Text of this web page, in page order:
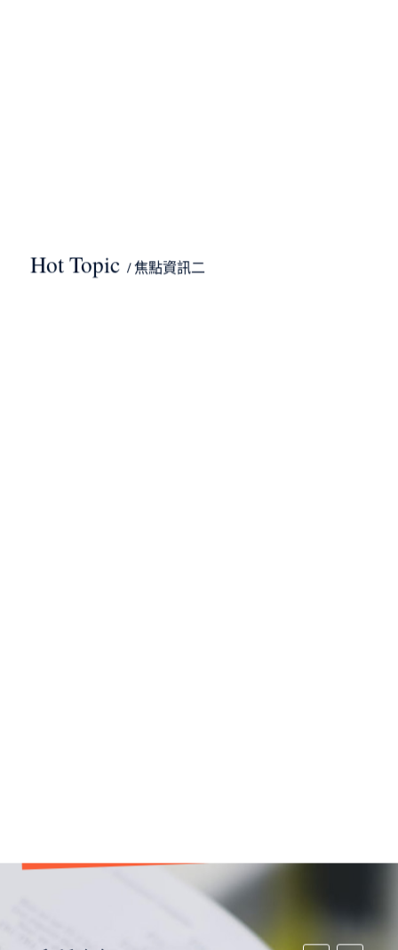
Hot Topic / 焦點資訊二